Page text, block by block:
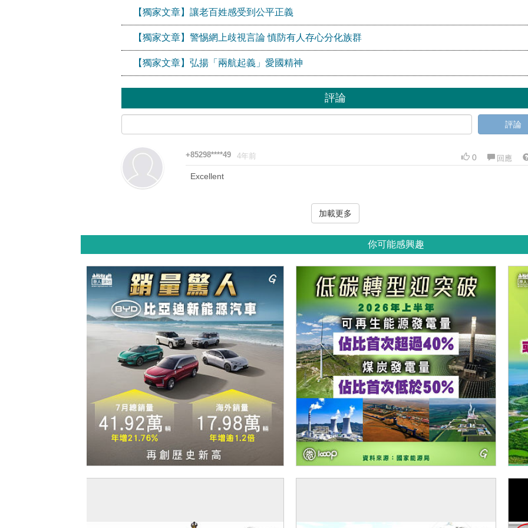
【獨家文章】讓老百姓感受到公平正義
【獨家文章】警惕網上歧視言論 慎防有人存心分化族群
【獨家文章】弘揚「兩航起義」愛國精神
評論
評論
+85298****49 4年前 0 回應
Excellent
加載更多
你可能感興趣